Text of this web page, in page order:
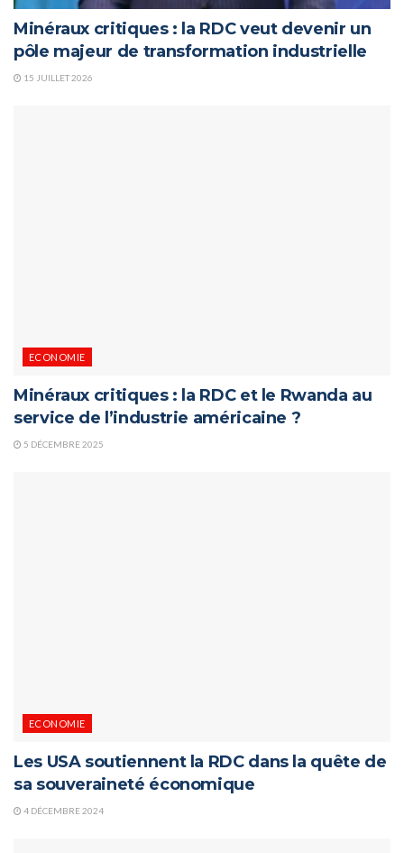
Minéraux critiques : la RDC veut devenir un
pôle majeur de transformation industrielle
15 JUILLET 2026
ECONOMIE
Minéraux critiques : la RDC et le Rwanda au
service de l’industrie américaine ?
5 DÉCEMBRE 2025
ECONOMIE
Les USA soutiennent la RDC dans la quête de
sa souveraineté économique
4 DÉCEMBRE 2024